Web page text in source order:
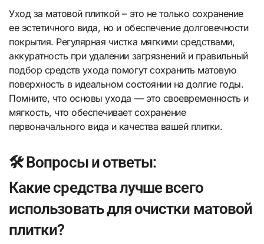
Уход за матовой плиткой – это не только сохранение
ее эстетичного вида, но и обеспечение долговечности
покрытия. Регулярная чистка мягкими средствами,
аккуратность при удалении загрязнений и правильный
подбор средств ухода помогут сохранить матовую
поверхность в идеальном состоянии на долгие годы.
Помните, что основы ухода — это своевременность и
мягкость, что обеспечивает сохранение
первоначального вида и качества вашей плитки.
🛠️ Вопросы и ответы:
Какие средства лучше всего
использовать для очистки матовой
плитки?